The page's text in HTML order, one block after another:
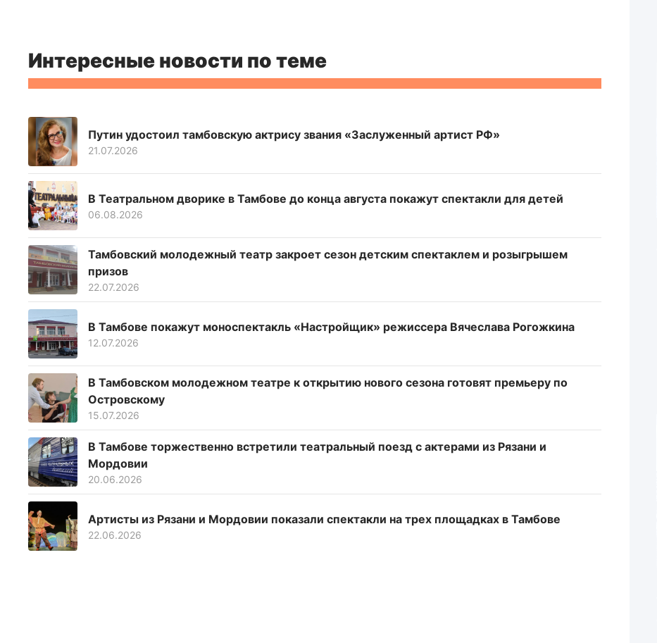
Интересные новости по теме
Путин удостоил тамбовскую актрису звания «Заслуженный артист РФ»
21.07.2026
В Театральном дворике в Тамбове до конца августа покажут спектакли для детей
06.08.2026
Тамбовский молодежный театр закроет сезон детским спектаклем и розыгрышем
призов
22.07.2026
В Тамбове покажут моноспектакль «Настройщик» режиссера Вячеслава Рогожкина
12.07.2026
В Тамбовском молодежном театре к открытию нового сезона готовят премьеру по
Островскому
15.07.2026
В Тамбове торжественно встретили театральный поезд с актерами из Рязани и
Мордовии
20.06.2026
Артисты из Рязани и Мордовии показали спектакли на трех площадках в Тамбове
22.06.2026